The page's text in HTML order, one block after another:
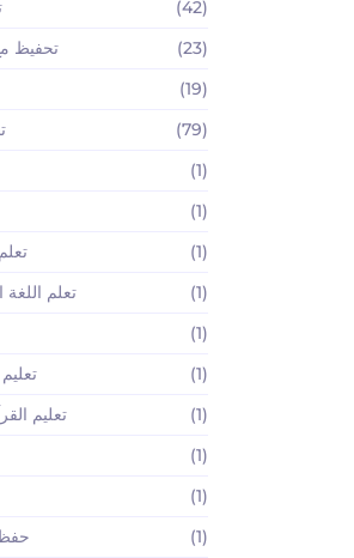
(42)
تحفيظ
(23)
(19)
(79)
(1)
(1)
(1)
تعلم
(1)
(1)
(1)
تعليم
(1)
(1)
(1)
(1)